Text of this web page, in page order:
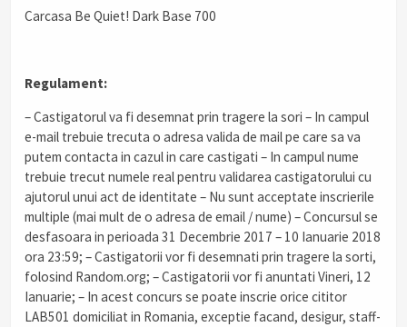
Carcasa Be Quiet! Dark Base 700
Regulament:
– Castigatorul va fi desemnat prin tragere la sori – In campul
e-mail trebuie trecuta o adresa valida de mail pe care sa va
putem contacta in cazul in care castigati – In campul nume
trebuie trecut numele real pentru validarea castigatorului cu
ajutorul unui act de identitate – Nu sunt acceptate inscrierile
multiple (mai mult de o adresa de email / nume) – Concursul se
desfasoara in perioada 31 Decembrie 2017 – 10 Ianuarie 2018
ora 23:59; – Castigatorii vor fi desemnati prin tragere la sorti,
folosind Random.org; – Castigatorii vor fi anuntati Vineri, 12
Ianuarie; – In acest concurs se poate inscrie orice cititor
LAB501 domiciliat in Romania, exceptie facand, desigur, staff-